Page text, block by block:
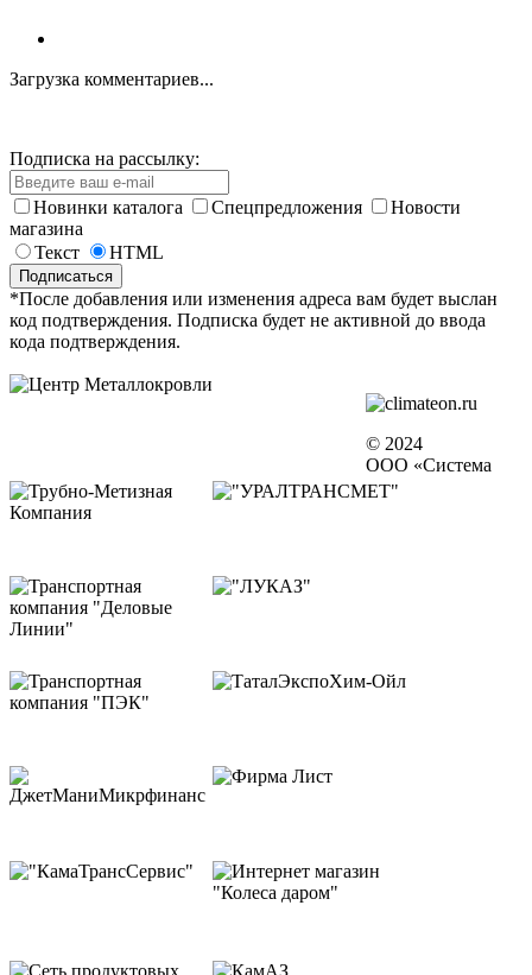
Загрузка комментариев...
Подписка на рассылку:
Новинки каталога Спецпредложения
Новости
магазина
Текст
HTML
*После добавления или изменения адреса вам будет выслан
код подтверждения. Подписка будет не активной до ввода
кода подтверждения.
© 2024
ООО «Система